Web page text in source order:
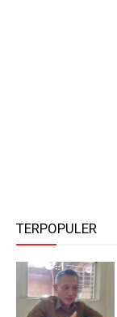
TERPOPULER